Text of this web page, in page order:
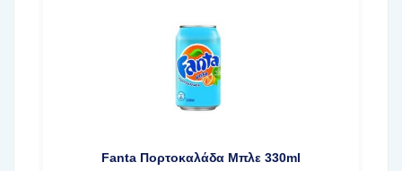
Fanta Πορτοκαλάδα Μπλε 330ml